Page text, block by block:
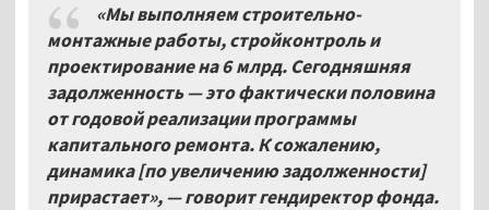
«Мы выполняем строительно-
монтажные работы, стройконтроль и
проектирование на 6 млрд. Сегодняшняя
задолженность — это фактически половина
от годовой реализации программы
капитального ремонта. К сожалению,
динамика [по увеличению задолженности]
прирастает», — говорит гендиректор фонда.